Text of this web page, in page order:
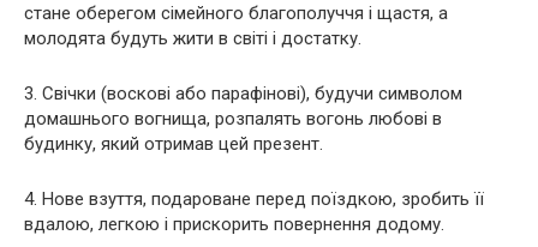
стане оберегом сімейного благополуччя і щастя, а
молодята будуть жити в світі і достатку.
3. Свічки (воскові або парафінові), будучи символом
домашнього вогнища, розпалять вогонь любові в
будинку, який отримав цей презент.
4. Нове взуття, подароване перед поїздкою, зробить її
вдалою, легкою і прискорить повернення додому.